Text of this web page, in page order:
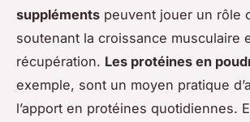
suppléments peuvent jouer un rôle
soutenant la croissance musculaire
récupération. Les protéines en
exemple, sont un moyen pratique
l’apport en protéines quotidiennes.